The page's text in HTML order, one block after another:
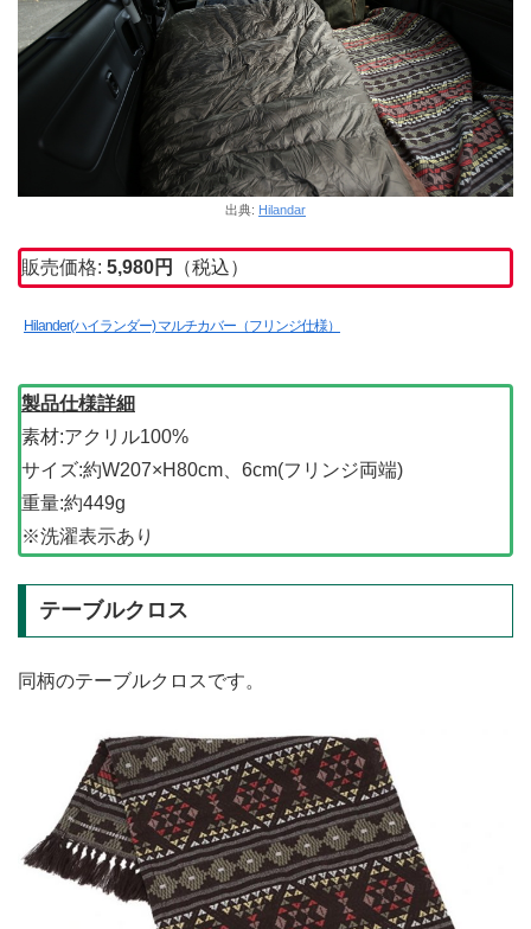
出典: Hilandar
販売価格: 5,980円 （税込）
Hilander(ハイランダー) マルチカバー（フリンジ仕様）
製品仕様詳細
素材:アクリル100%
サイズ:約W207×H80cm、6cm(フリンジ両端)
重量:約449g
※洗濯表示あり
テーブルクロス
同柄のテーブルクロスです。